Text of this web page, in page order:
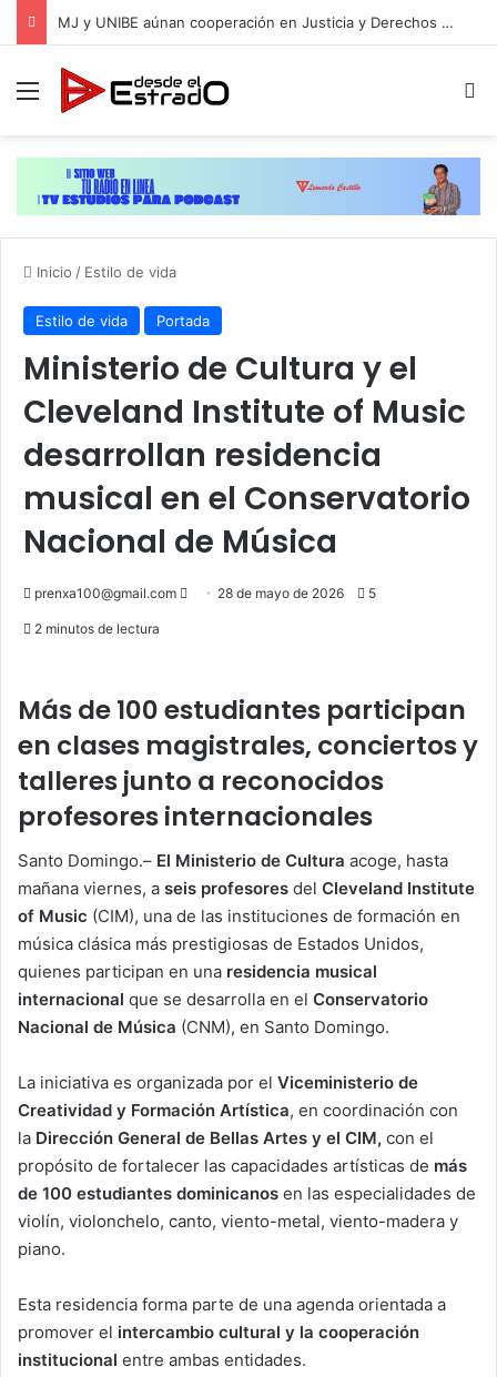
MJ y UNIBE aúnan cooperación en Justicia y Derechos Humanos
Menú
Inicio / Estilo de vida
Estilo de vida Portada
Ministerio de Cultura y el
Cleveland Institute of Music
desarrollan residencia
musical en el Conservatorio
Nacional de Música
prenxa100@gmail.com
Send 28 de mayo de 2026 5
2 minutos de lectura
Más de 100 estudiantes participan
en clases magistrales, conciertos y
talleres junto a reconocidos
profesores internacionales
Santo Domingo.– El Ministerio de Cultura acoge, hasta
mañana viernes, a seis profesores del Cleveland Institute
of Music (CIM), una de las instituciones de formación en
música clásica más prestigiosas de Estados Unidos,
quienes participan en una residencia musical
internacional que se desarrolla en el Conservatorio
Nacional de Música (CNM), en Santo Domingo.
La iniciativa es organizada por el Viceministerio de
Creatividad y Formación Artística, en coordinación con
la Dirección General de Bellas Artes y el CIM, con el
propósito de fortalecer las capacidades artísticas de más
de 100 estudiantes dominicanos en las especialidades de
violín, violonchelo, canto, viento-metal, viento-madera y
piano.
Esta residencia forma parte de una agenda orientada a
promover el intercambio cultural y la cooperación
institucional entre ambas entidades.